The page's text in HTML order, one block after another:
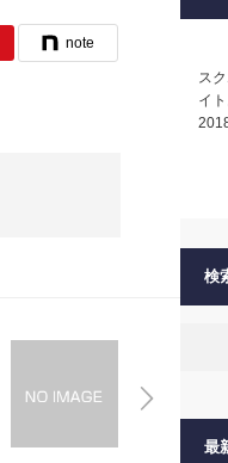
note
ス
イ
検
最